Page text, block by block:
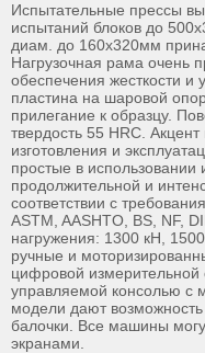
Испытательные прессы
испытаний блоков до
диам. до 160х320мм
Нагрузочная рама очень
обеспечения жесткости и
пластина на шаровой
прилегание к образцу.
твердость 55 HRC.
изготовления и
простые в
продолжительной и
соответствии с
ASTM, AASHTO, BS, NF,
нагружения: 1300 кН,
ручные и
цифровой измерительной
управляемой консолью с
модели дают
балочки. Все машины
экранами.